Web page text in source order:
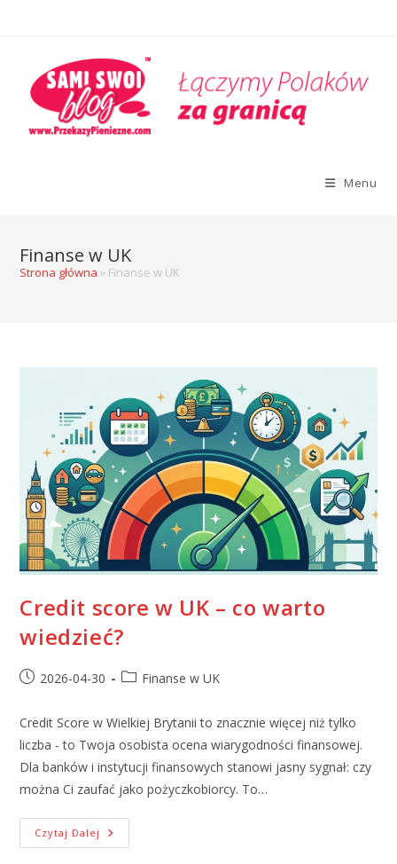
Menu
Finanse w UK
Strona główna » Finanse w UK
Credit score w UK – co warto
wiedzieć?
2026-04-30 Finanse w UK
Credit Score w Wielkiej Brytanii to znacznie więcej niż tylko
liczba - to Twoja osobista ocena wiarygodności finansowej.
Dla banków i instytucji finansowych stanowi jasny sygnał: czy
można Ci zaufać jako pożyczkobiorcy. To…
Czytaj Dalej